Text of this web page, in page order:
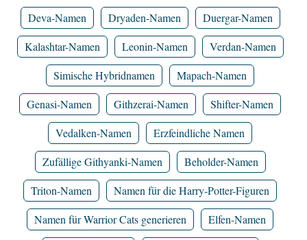
Deva-Namen
Dryaden-Namen
Duergar-Namen
Kalashtar-Namen
Leonin-Namen
Verdan-Namen
Simische Hybridnamen
Mapach-Namen
Genasi-Namen
Githzerai-Namen
Shifter-Namen
Vedalken-Namen
Erzfeindliche Namen
Zufällige Githyanki-Namen
Beholder-Namen
Triton-Namen
Namen für die Harry-Potter-Figuren
Namen für Warrior Cats generieren
Elfen-Namen